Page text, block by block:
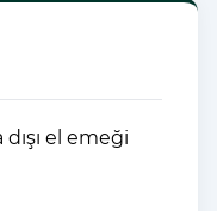
el emeği